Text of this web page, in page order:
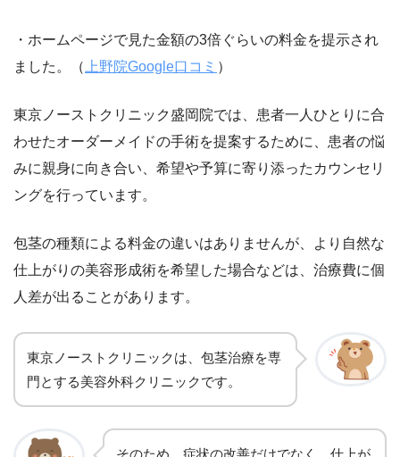
・ホームページで見た金額の3倍ぐらいの料金を提示され
ました。（ 上野院Google口コミ ）
東京ノーストクリニック盛岡院では、患者一人ひとりに合
わせたオーダーメイドの手術を提案するために、患者の悩
みに親身に向き合い、希望や予算に寄り添ったカウンセリ
ングを行っています。
包茎の種類による料金の違いはありませんが、より自然な
仕上がりの美容形成術を希望した場合などは、治療費に個
人差が出ることがあります。
東京ノーストクリニックは、包茎治療を専
門とする美容外科クリニックです。
そのため、症状の改善だけでなく、仕上が